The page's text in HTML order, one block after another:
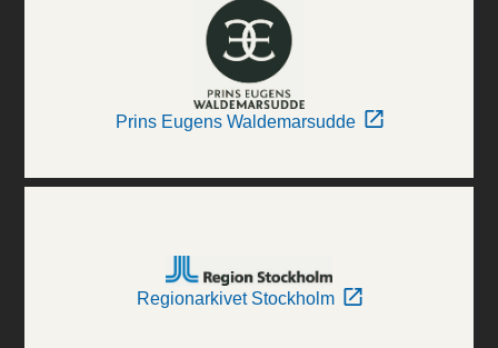
Prins Eugens Waldemarsudde
Regionarkivet Stockholm